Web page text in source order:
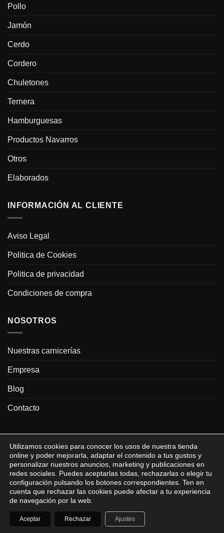
Pollo
Jamón
Cerdo
Cordero
Chuletones
Ternera
Hamburguesas
Productos Navarros
Otros
Elaborados
INFORMACIÓN AL CLIENTE
Aviso Legal
Politica de Cookies
Politica de privacidad
Condiciones de compra
NOSOTROS
Nuestras carnicerías
Empresa
Blog
Contacto
Visa MasterCardMasterCard
2
Visa
Electron
Copyright 2026 © www.carniceriapamplona.com |Aviso legal Carnicería
Jose y Dani| Carnicería Pamplona
Utilizamos cookies para conocer los usos de nuestra tienda
online y poder mejorarla, adaptar el contenido a tus gustos y
personalizar nuestros anuncios, marketing y publicaciones en
redes sociales. Puedes aceptarlas todas, rechazarlas o elegir tu
configuración pulsando los botones correspondientes. Ten en
cuenta que rechazar las cookies puede afectar a tu experiencia
de navegación por la web.
Aceptar Rechazar Ajustes